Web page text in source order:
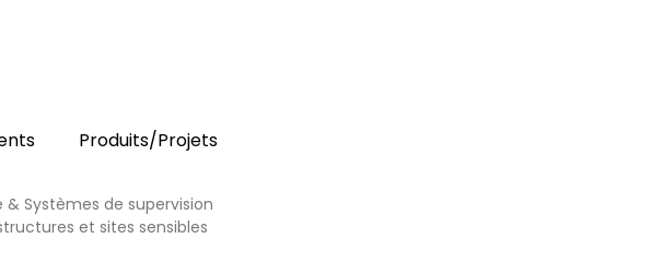
Produits/Projets
Systèmes de supervision
et sites sensibles